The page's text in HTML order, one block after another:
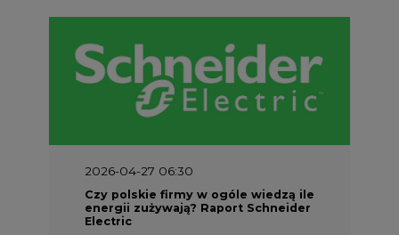
2026-04-27 06:30
Czy polskie firmy w ogóle wiedzą ile
energii zużywają? Raport Schneider
Electric